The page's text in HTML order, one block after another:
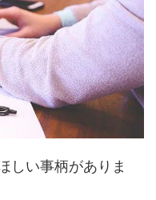
しい事柄がありま